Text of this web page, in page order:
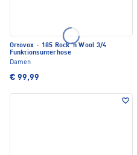
Ortovox · 185 Rock 'n Wool 3/4
Funktionsunterhose
Damen
€ 99,99